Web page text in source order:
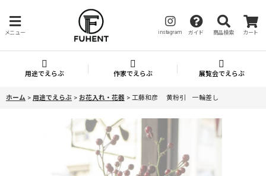
メニュー instagram ガイド 商品検索 カート
用途でえらぶ 作家でえらぶ 展覧会でえらぶ
ホーム > 用途でえらぶ > お花入れ・花器 > 工藤和彦 黄粉引 一輪差し